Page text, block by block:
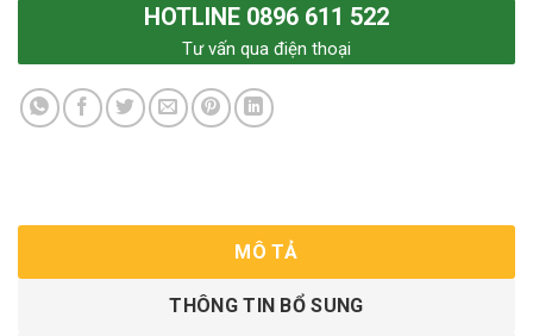
HOTLINE 0896 611 522
Tư vấn qua điện thoại
MÔ TẢ
THÔNG TIN BỔ SUNG